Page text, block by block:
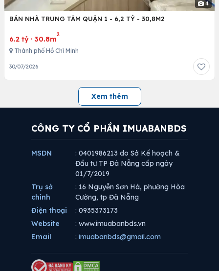
4
BÁN NHÀ TRUNG TÂM QUẬN 1 - 6,2 TỶ - 30,8M2
6.2 tỷ · 30.8m
2
Thành phố Hồ Chí Minh
30/07/2026
Xem thêm
CÔNG TY CỔ PHẦN IMUABANBDS
MSDN
: 0401986213 do Sở Kế hoạch &
Đầu tư TP Đà Nẵng cấp ngày
01/7/2019
Trụ sở
chính
: 16 Nguyễn Sơn Hà, phường Hòa
Cường, tp Đà Nẵng
Điện thoại
: 0935373173
Website
: www.imuabanbds.vn
Email
: imuabanbds@gmail.com